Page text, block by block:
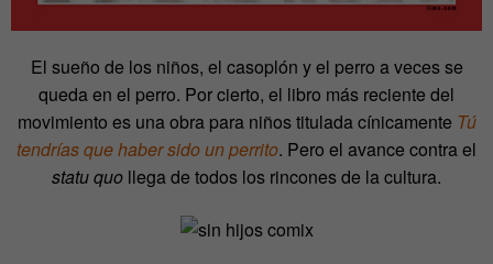
El sueño de los niños, el casoplón y el perro a veces se
queda en el perro. Por cierto, el libro más reciente del
movimiento es una obra para niños titulada cínicamente Tú
tendrías que haber sido un perrito. Pero el avance contra el
statu quo llega de todos los rincones de la cultura.